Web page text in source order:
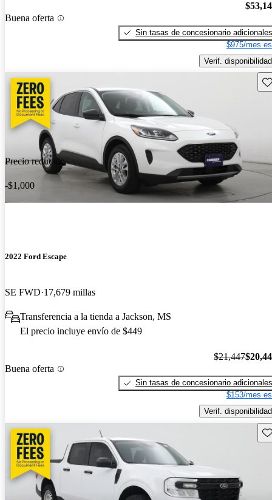
Buena oferta
Sin tasas de concesionario adicionales
$975/mes
Verif. disponibilidad
Precio reducido
-$1,000
2022 Ford Escape
SE FWD 17,679 millas
Transferencia a la tienda a Jackson, MS
El precio incluye envío de $449
Buena oferta
$21,447
Sin tasas de concesionario adicionales
$153/mes
Verif. disponibilidad